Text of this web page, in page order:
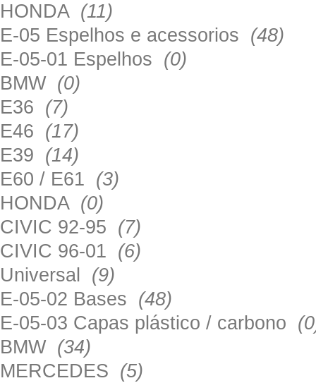
HONDA (11)
E-05 Espelhos e acessorios (48)
E-05-01 Espelhos (0)
BMW (0)
E36 (7)
E46 (17)
E39 (14)
E60 / E61 (3)
HONDA (0)
CIVIC 92-95 (7)
CIVIC 96-01 (6)
Universal (9)
E-05-02 Bases (48)
E-05-03 Capas plástico / carbono
BMW (34)
MERCEDES (5)